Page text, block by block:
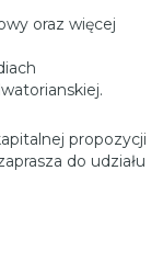
oraz więcej
propozycji
do udziału